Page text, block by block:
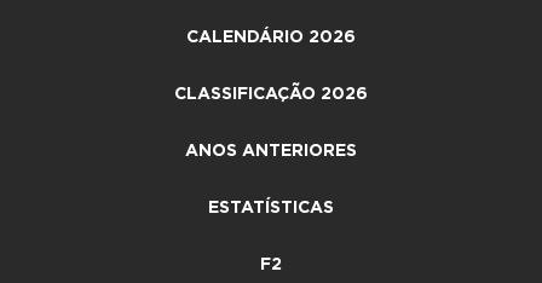
CALENDÁRIO 2026
CLASSIFICAÇÃO 2026
ANOS ANTERIORES
ESTATÍSTICAS
F2